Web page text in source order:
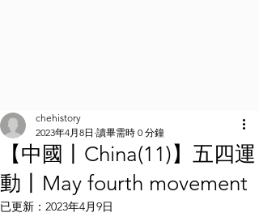
【中國丨China(11)】五四運
動丨May fourth movement
chehistory
2023年4月8日 讀畢需時 0 分鐘
已更新： 2023年4月9日